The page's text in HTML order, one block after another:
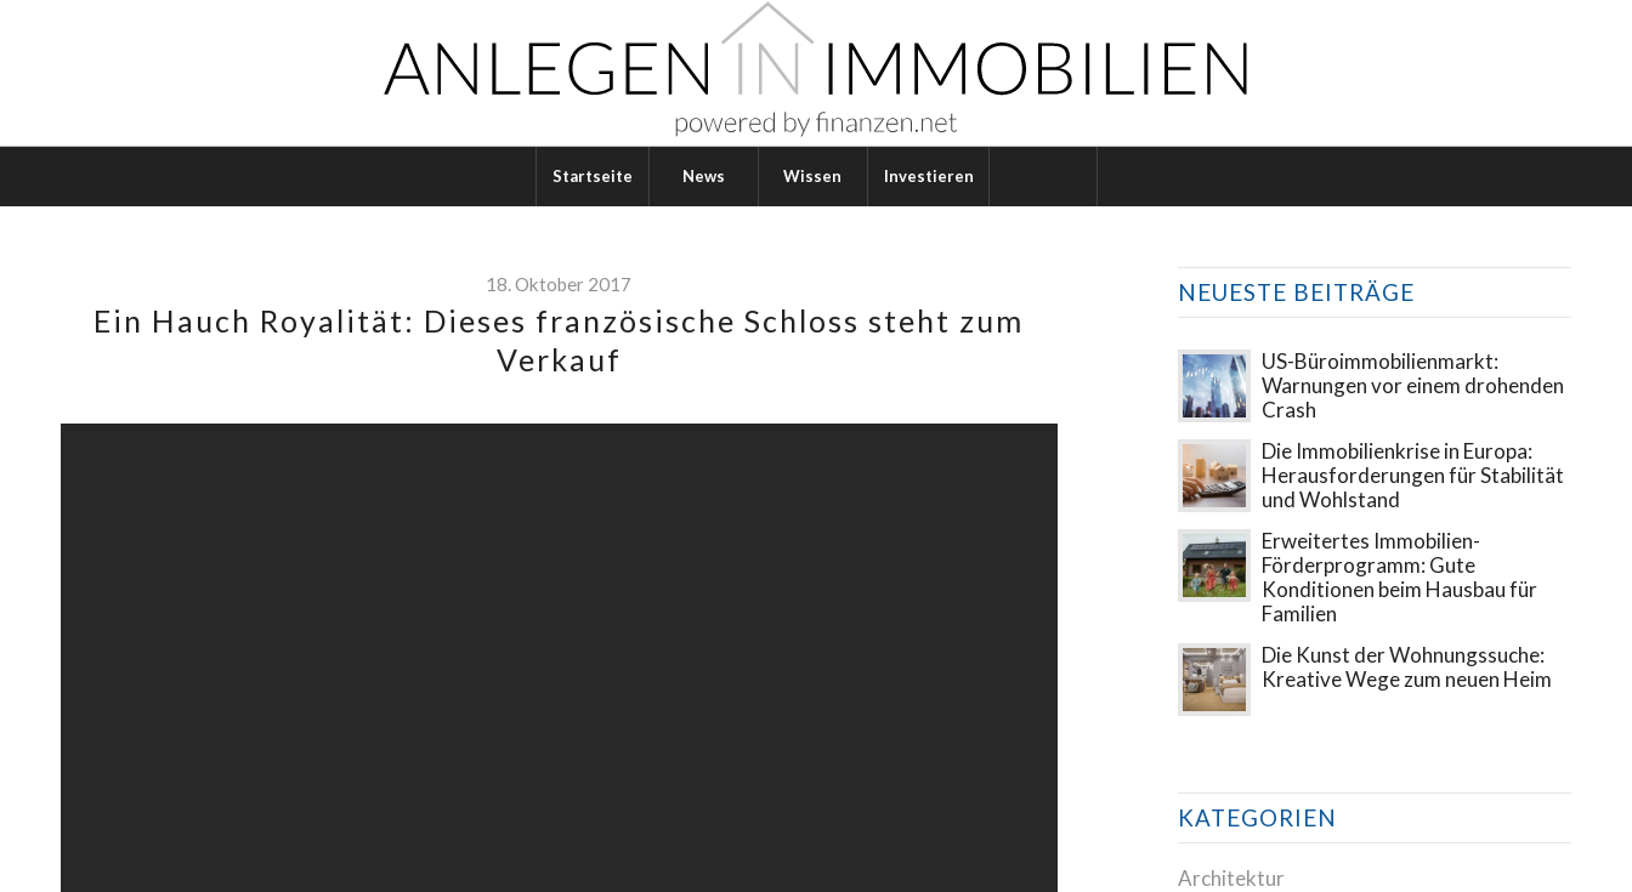
Startseite News Wissen Investieren
18. Oktober 2017
Ein Hauch Royalität: Dieses französische Schloss steht zum
Verkauf
NEUESTE BEITRÄGE
US-Büroimmobilienmarkt:
Warnungen vor einem drohenden
Crash
Die Immobilienkrise in Europa:
Herausforderungen für Stabilität
und Wohlstand
Erweitertes Immobilien-
Förderprogramm: Gute
Konditionen beim Hausbau für
Familien
Die Kunst der Wohnungssuche:
Kreative Wege zum neuen Heim
KATEGORIEN
Architektur